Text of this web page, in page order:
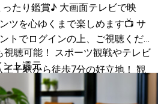
ツを心ゆくまで楽しめます📺 サ
トでログインの上、ご視聴くださ
🚗 コインパーキング
の来場も安心です♪ 📶 高速
ント還元